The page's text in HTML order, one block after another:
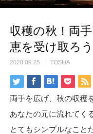
収穫の秋！両
恵を受け取ろう
2020.09.25 TOSHA
両手を広げ、秋の収穫
あなたの元に流れてく
とてもシンプルなこと